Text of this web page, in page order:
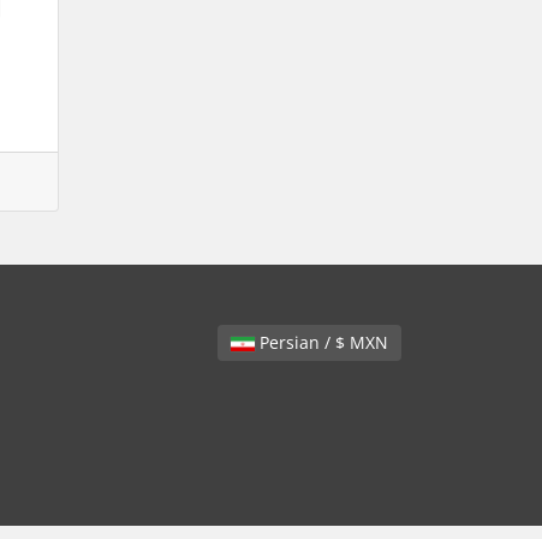
Persian / $ MXN